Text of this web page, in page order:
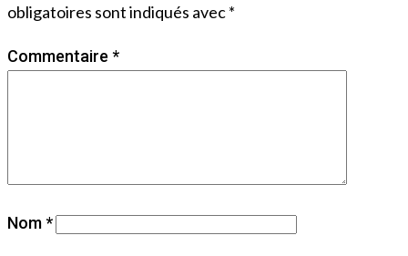
obligatoires sont indiqués avec*
Commentaire *
Nom*